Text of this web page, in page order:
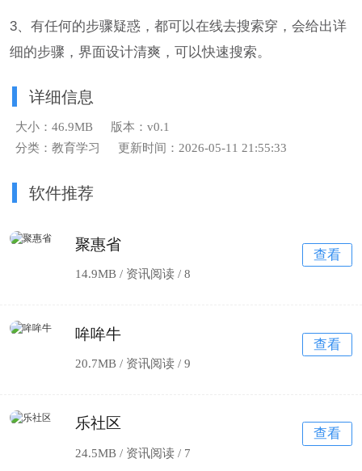
3、有任何的步骤疑惑，都可以在线去搜索穿，会给出详
细的步骤，界面设计清爽，可以快速搜索。
详细信息
大小：46.9MB
版本：v0.1
分类：教育学习
更新时间：2026-05-11 21:55:33
软件推荐
聚惠省
14.9MB / 资讯阅读 /8
查看
哞哞牛
20.7MB / 资讯阅读 /9
查看
乐社区
24.5MB / 资讯阅读 / 7
查看